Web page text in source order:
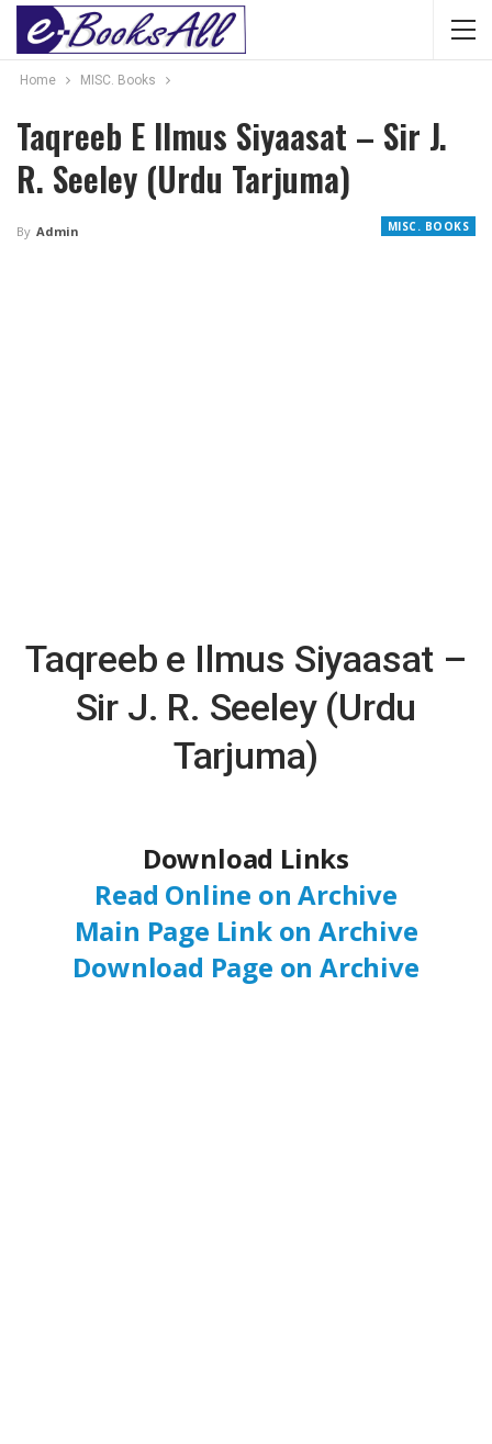
Home MISC. Books
Taqreeb E Ilmus Siyaasat – Sir J.
R. Seeley (Urdu Tarjuma)
MISC. BOOKS
By Admin
Taqreeb e Ilmus Siyaasat –
Sir J. R. Seeley (Urdu
Tarjuma)
Download Links
Read Online on Archive
Main Page Link on Archive
Download Page on Archive